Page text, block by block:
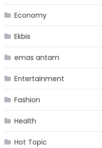
Economy
Ekbis
emas antam
Entertainment
Fashion
Health
Hot Topic